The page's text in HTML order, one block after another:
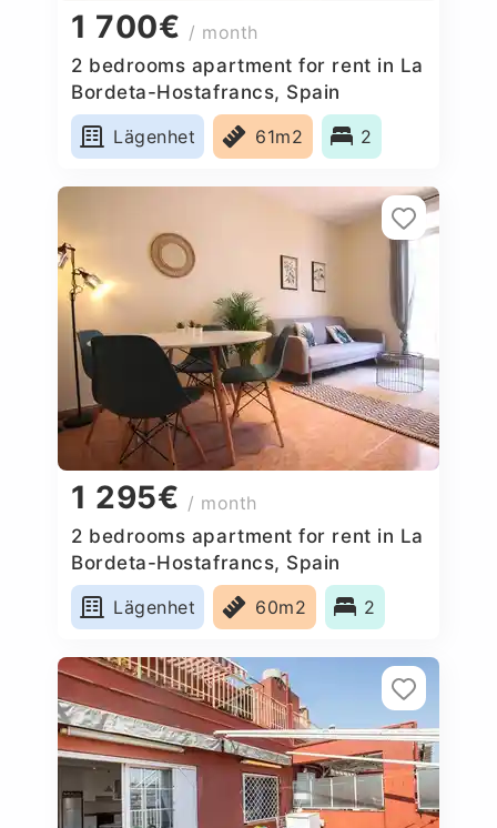
1 700€ / month
2 bedrooms apartment for rent in La
Bordeta-Hostafrancs, Spain
Lägenhet
61m2 2
1 295€ / month
2 bedrooms apartment for rent in La
Bordeta-Hostafrancs, Spain
Lägenhet
60m2 2